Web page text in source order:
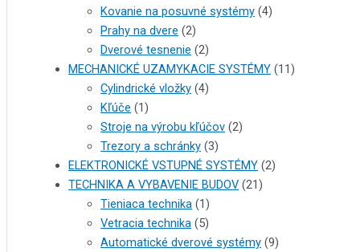
Kovanie na posuvné systémy (4)
Prahy na dvere (2)
Dverové tesnenie (2)
MECHANICKÉ UZAMYKACIE SYSTÉMY (11)
Cylindrické vložky (4)
Kľúče (1)
Stroje na výrobu kľúčov (2)
Trezory a schránky (3)
ELEKTRONICKÉ VSTUPNÉ SYSTÉMY (2)
TECHNIKA A VYBAVENIE BUDOV (21)
Tieniaca technika (1)
Vetracia technika (5)
Automatické dverové systémy (9)